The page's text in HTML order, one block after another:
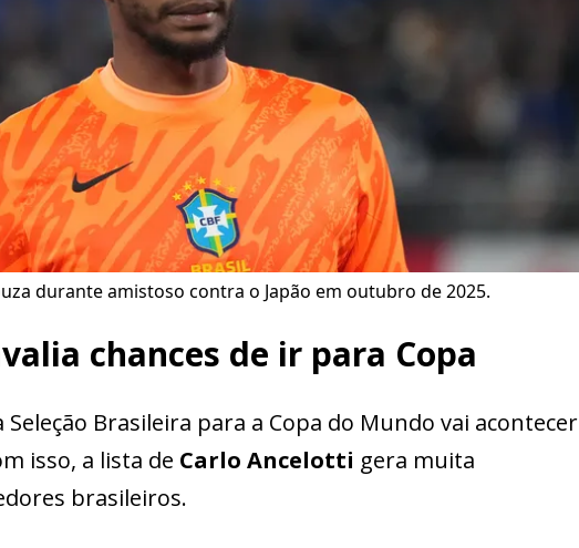
durante amistoso contra o Japão em outubro de 2025.
chances de ir para Copa
Seleção Brasileira para a Copa do Mundo vai acontecer
isso, a lista de Carlo Ancelotti gera muita
brasileiros.